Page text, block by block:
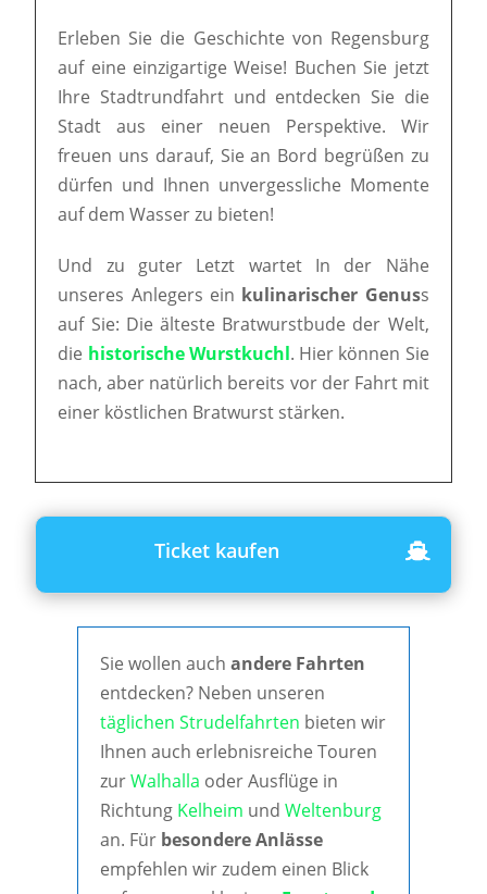
Erleben Sie die Geschichte von Regensburg
auf eine einzigartige Weise! Buchen Sie jetzt
Ihre Stadtrundfahrt und entdecken Sie die
Stadt aus einer neuen Perspektive. Wir
freuen uns darauf, Sie an Bord begrüßen zu
dürfen und Ihnen unvergessliche Momente
auf dem Wasser zu bieten!
Und zu guter Letzt wartet In der Nähe
unseres Anlegers ein kulinarischer Genuss
auf Sie: Die älteste Bratwurstbude der Welt,
die historische Wurstkuchl. Hier können Sie
nach, aber natürlich bereits vor der Fahrt mit
einer köstlichen Bratwurst stärken.
Ticket kaufen
Sie wollen auch andere Fahrten
entdecken? Neben unseren
täglichen Strudelfahrten bieten wir
Ihnen auch erlebnisreiche Touren
zurWalhalla oder Ausflüge in
Richtung Kelheim und Weltenburg
an. Für besondere Anlässe
empfehlen wir zudem einen Blick